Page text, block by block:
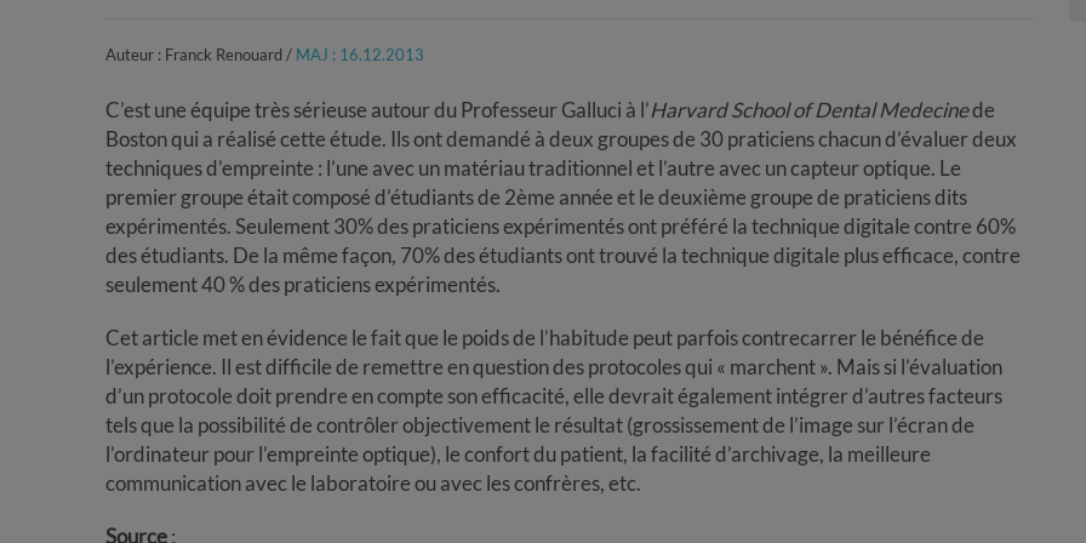
Auteur : Franck Renouard / MAJ : 16.12.2013
C’est une équipe très sérieuse autour du Professeur Galluci à l’Harvard School of Dental Medecinede
Boston qui a réalisé cette étude. Ils ont demandé à deux groupes de 30 praticiens chacun d’évaluer deux
techniques d’empreinte : l’une avec un matériau traditionnel et l’autre avec un capteur optique. Le
premier groupe était composé d’étudiants de 2ème année et le deuxième groupe de praticiens dits
expérimentés. Seulement 30% des praticiens expérimentés ont préféré la technique digitale contre 60%
des étudiants. De la même façon, 70% des étudiants ont trouvé la technique digitale plus efficace, contre
seulement 40 % des praticiens expérimentés.
Cet article met en évidence le fait que le poids de l’habitude peut parfois contrecarrer le bénéfice de
l’expérience. Il est difficile de remettre en question des protocoles qui « marchent ». Mais si l’évaluation
d’un protocole doit prendre en compte son efficacité, elle devrait également intégrer d’autres facteurs
tels que la possibilité de contrôler objectivement le résultat (grossissement de l’image sur l’écran de
l’ordinateur pour l’empreinte optique), le confort du patient, la facilité d’archivage, la meilleure
communication avec le laboratoire ou avec les confrères, etc.
Source: